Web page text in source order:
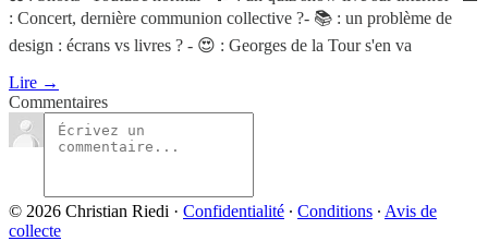
: Concert, dernière communion collective ?- 📚 : un problème de
design : écrans vs livres ? - 😍 : Georges de la Tour s'en va
Lire →
Commentaires
© 2026 Christian Riedi · Confidentialité ∙ Conditions ∙ Avis de
collecte